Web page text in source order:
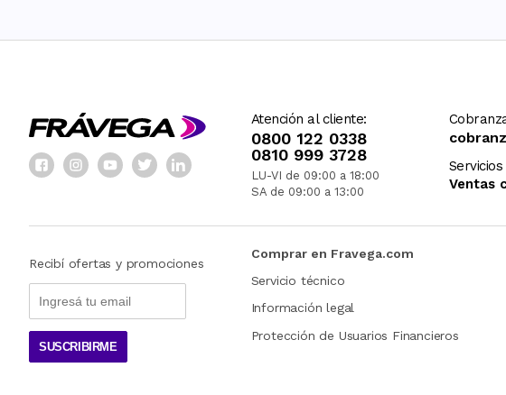
Atención al cliente:
0800 122 0338
0810 999 3728
LU-VI de 09:00 a 18:00
SA de 09:00 a 13:00
Ventas
Recibí ofertas y promociones
SUSCRIBIRME
Comprar en Fravega.com
Servicio técnico
Información legal
Protección de Usuarios Financieros